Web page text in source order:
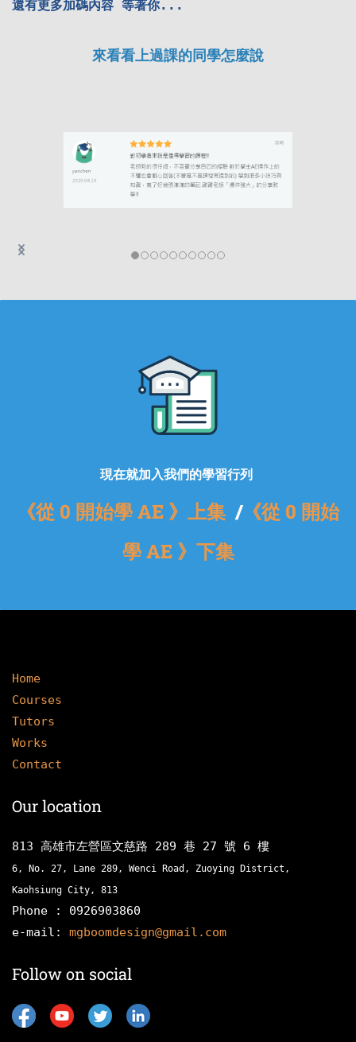
還有更多加碼內容 等著你...
來看看上過課的同學怎麼說
現在就加入我們的學習行列
《從 0 開始學 AE 》上集 /《從 0 開始
學 AE 》下集
Home
Courses
Tutors
Works
​Contact
Our location
813 高雄市左營區文慈路 289 巷 27 號 6 樓
6, No. 27, Lane 289, Wenci Road, Zuoying District,
Kaohsiung City, 813
Phone : 0926903860
e-mail: mgboomdesign@gmail.com
Follow on social